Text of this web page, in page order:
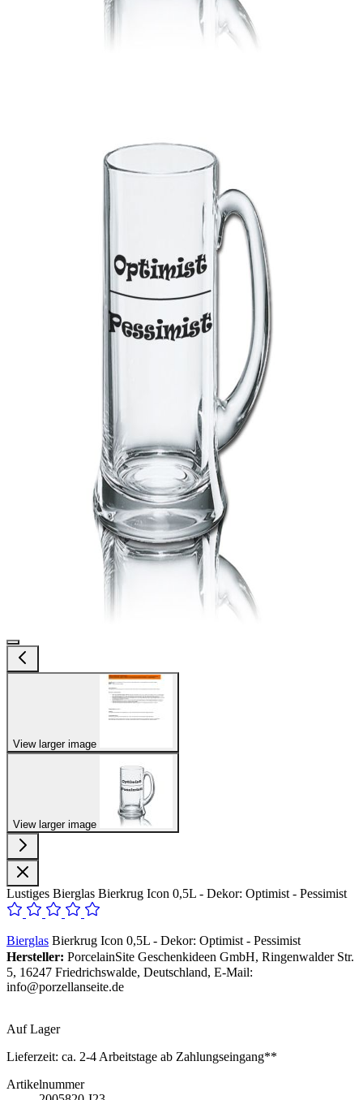
View larger image
View larger image
Lustiges Bierglas Bierkrug Icon 0,5L - Dekor: Optimist - Pessimist
Bierglas Bierkrug Icon 0,5L - Dekor: Optimist - Pessimist
Hersteller: PorcelainSite Geschenkideen GmbH, Ringenwalder Str.
5, 16247 Friedrichswalde, Deutschland, E-Mail:
info@porzellanseite.de
Auf Lager
Lieferzeit: ca. 2-4 Arbeitstage ab Zahlungseingang**
Artikelnummer